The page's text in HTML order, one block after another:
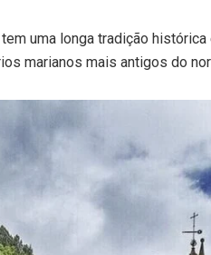
uma longa tradição
marianos mais antigos do